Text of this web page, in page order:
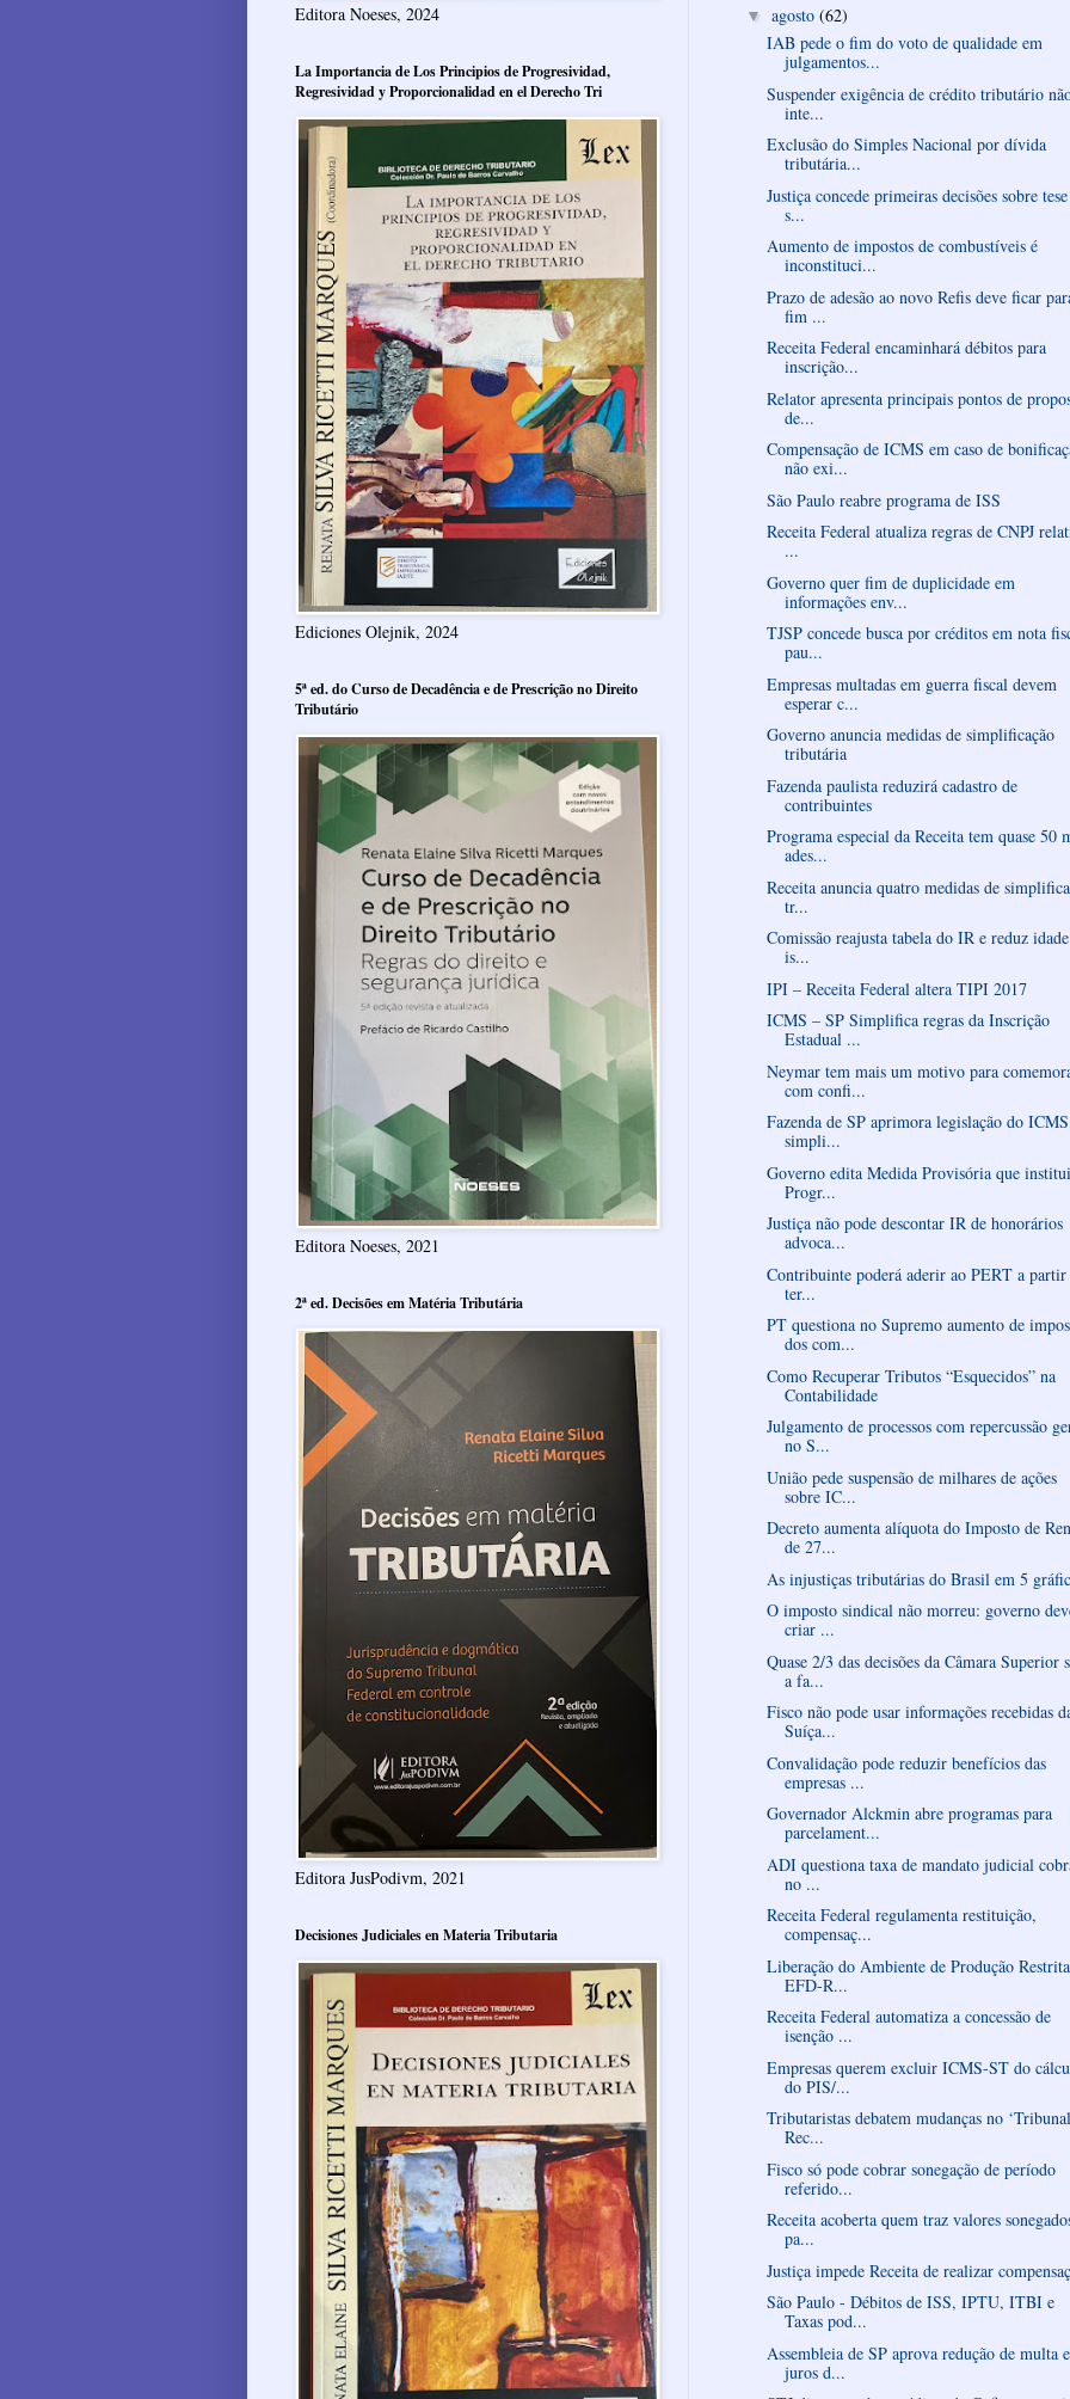
▼ agosto (62)
IAB pede o fim do voto de qualidade em
julgamentos...
Suspender exigência de crédito tributário
inte...
Exclusão do Simples Nacional por dívida
tributária...
Justiça concede primeiras decisões sobre
s...
Aumento de impostos de combustíveis é
inconstituci...
Prazo de adesão ao novo Refis deve ficar
fim ...
Receita Federal encaminhará débitos para
inscrição...
Relator apresenta principais pontos de
de...
Compensação de ICMS em caso de
não exi...
São Paulo reabre programa de ISS
Receita Federal atualiza regras de CNPJ
...
Governo quer fim de duplicidade em
informações env...
TJSP concede busca por créditos em nota
pau...
Empresas multadas em guerra fiscal devem
esperar c...
Governo anuncia medidas de simplificação
tributária
Fazenda paulista reduzirá cadastro de
contribuintes
Programa especial da Receita tem quase 50
ades...
Receita anuncia quatro medidas de
tr...
Comissão reajusta tabela do IR e reduz
is...
IPI – Receita Federal altera TIPI 2017
ICMS – SP Simplifica regras da Inscrição
Estadual ...
Neymar tem mais um motivo para
com confi...
Fazenda de SP aprimora legislação do
simpli...
Governo edita Medida Provisória que institui
Progr...
Justiça não pode descontar IR de honorários
advoca...
Contribuinte poderá aderir ao PERT a partir
ter...
PT questiona no Supremo aumento de
dos com...
Como Recuperar Tributos “Esquecidos” na
Contabilidade
Julgamento de processos com repercussão
no S...
União pede suspensão de milhares de ações
sobre IC...
Decreto aumenta alíquota do Imposto de
de 27...
As injustiças tributárias do Brasil em 5
O imposto sindical não morreu: governo
criar ...
Quase 2/3 das decisões da Câmara Superior
a fa...
Fisco não pode usar informações recebidas
Suíça...
Convalidação pode reduzir benefícios das
empresas ...
Governador Alckmin abre programas para
parcelament...
ADI questiona taxa de mandato judicial
no ...
Receita Federal regulamenta restituição,
compensaç...
Liberação do Ambiente de Produção
EFD-R...
Receita Federal automatiza a concessão de
isenção ...
Empresas querem excluir ICMS-ST do
do PIS/...
Tributaristas debatem mudanças no
Rec...
Fisco só pode cobrar sonegação de período
referido...
Receita acoberta quem traz valores
pa...
Justiça impede Receita de realizar
São Paulo - Débitos de ISS, IPTU, ITBI e
Taxas pod...
Assembleia de SP aprova redução de multa e
juros d...
Editora Noeses, 2024
La Importancia de Los Principios de Progresividad,
Regresividad y Proporcionalidad en el Derecho Tri
Ediciones Olejnik, 2024
5ª ed. do Curso de Decadência e de Prescrição no Direito
Tributário
Editora Noeses, 2021
2ª ed. Decisões em Matéria Tributária
Editora JusPodivm, 2021
Decisiones Judiciales en Materia Tributaria